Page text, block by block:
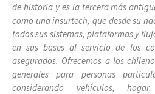
de historia y es la tercera más
como una insurtech, que desde su
todos sus sistemas, plataformas y
en sus bases al servicio de los
asegurados. Ofrecemos a los
generales para personas
considerando vehículos,